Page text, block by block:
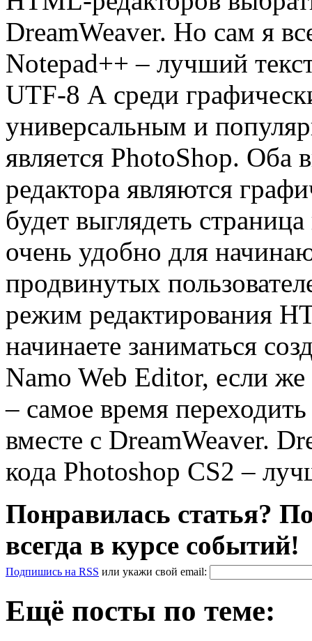
DreamWeaver. Но сам я
Notepad++ – лучший
UTF-8 А среди
универсальным и
является PhotoShop.
редактора являются
будет выглядеть
очень удобно для
продвинутых
режим редактирования
начинаете заниматься
Namo Web Editor, если
– самое время
вместе с DreamWeaver.
кода Photoshop CS2 –
Понравилась статья?
всегда в курсе событий!
Подпишись на RSS или укажи свой email:
Ещё посты по теме: